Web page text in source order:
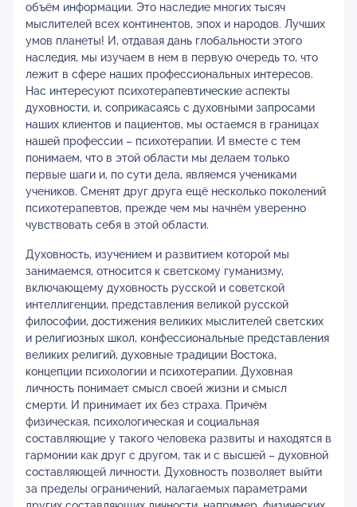
объём информации. Это наследие многих тысяч
мыслителей всех континентов, эпох и народов. Лучших
умов планеты! И, отдавая дань глобальности этого
наследия, мы изучаем в нем в первую очередь то, что
лежит в сфере наших профессиональных интересов.
Нас интересуют психотерапевтические аспекты
духовности, и, соприкасаясь с духовными запросами
наших клиентов и пациентов, мы остаемся в границах
нашей профессии – психотерапии. И вместе с тем
понимаем, что в этой области мы делаем только
первые шаги и, по сути дела, являемся учениками
учеников. Сменят друг друга ещё несколько поколений
психотерапевтов, прежде чем мы начнём уверенно
чувствовать себя в этой области.
Духовность, изучением и развитием которой мы
занимаемся, относится к светскому гуманизму,
включающему духовность русской и советской
интеллигенции, представления великой русской
философии, достижения великих мыслителей светских
и религиозных школ, конфессиональные представления
великих религий, духовные традиции Востока,
концепции психологии и психотерапии. Духовная
личность понимает смысл своей жизни и смысл
смерти. И принимает их без страха. Причём
физическая, психологическая и социальная
составляющие у такого человека развиты и находятся в
гармонии как друг с другом, так и с высшей – духовной
составляющей личности. Духовность позволяет выйти
за пределы ограничений, налагаемых параметрами